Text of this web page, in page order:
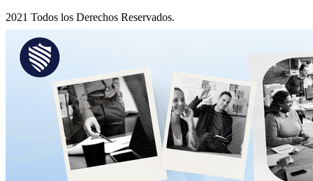
2021 Todos los Derechos Reservados.